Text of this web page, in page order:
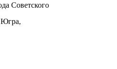
Советского
Югра,